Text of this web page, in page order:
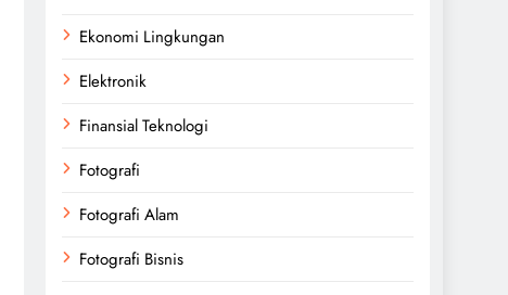
Ekonomi Lingkungan
Elektronik
Finansial Teknologi
Fotografi
Fotografi Alam
Fotografi Bisnis